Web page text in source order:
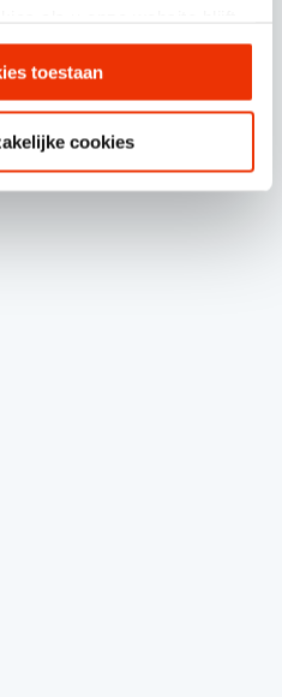
toestaan
cookies